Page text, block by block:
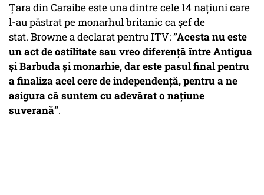
Țara din Caraibe este una dintre cele 14 națiuni care
l-au păstrat pe monarhul britanic ca șef de
stat. Browne a declarat pentru ITV:”Acesta nu este
un act de ostilitate sau vreo diferență între Antigua
și Barbuda și monarhie, dar este pasul final pentru
a finaliza acel cerc de independență, pentru a ne
asigura că suntem cu adevărat o națiune
suverană”.